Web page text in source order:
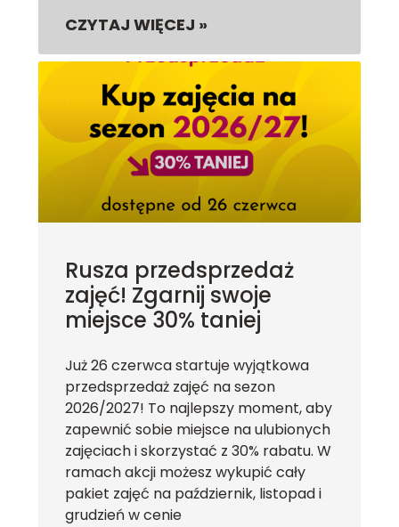
CZYTAJ WIĘCEJ »
Rusza przedsprzedaż
zajęć! Zgarnij swoje
miejsce 30% taniej
Już 26 czerwca startuje wyjątkowa
przedsprzedaż zajęć na sezon
2026/2027! To najlepszy moment, aby
zapewnić sobie miejsce na ulubionych
zajęciach i skorzystać z 30% rabatu. W
ramach akcji możesz wykupić cały
pakiet zajęć na październik, listopad i
grudzień w cenie